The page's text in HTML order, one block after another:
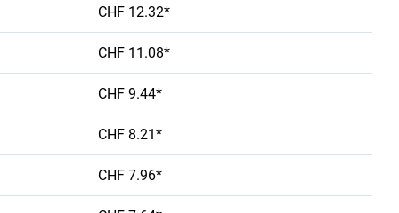
CHF 12.32*
CHF 11.08*
CHF 9.44*
CHF 8.21*
CHF 7.96*